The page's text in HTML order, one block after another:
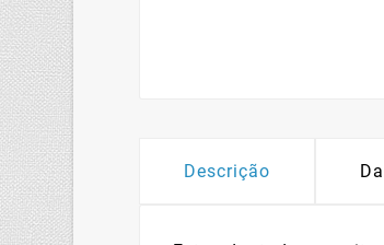
Descrição